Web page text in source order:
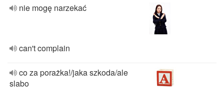
nie mogę narzekać
can't complain
co za porażka!/jaka szkoda/ale
slabo